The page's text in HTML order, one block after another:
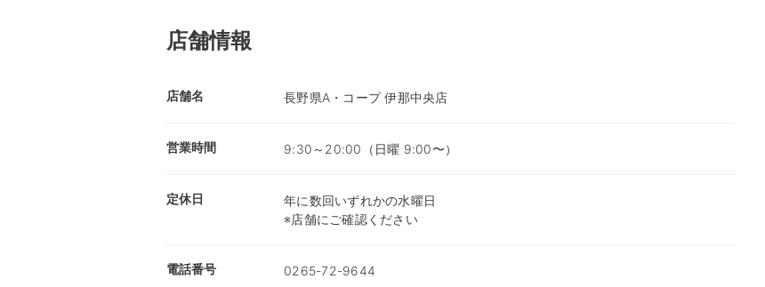
店舗情報
店舗名 長野県A・コープ 伊那中央店
営業時間 9:30～20:00（日曜 9:00〜）
定休日
年に数回いずれかの水曜日
※店舗にご確認ください
電話番号 0265-72-9644